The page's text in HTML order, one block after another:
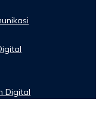
Digital